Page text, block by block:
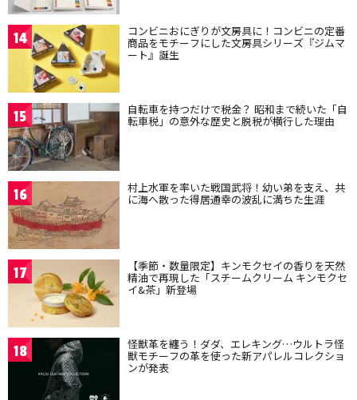
14 コンビニおにぎりが文房具に！コンビニの定番
商品をモチーフにした文房具シリーズ『ジムマ
ート』誕生
15 自転車を持つだけで税金？ 昭和まで続いた「自
転車税」の意外な歴史と脱税が横行した理由
16 村上水軍を率いた戦国武将！幼い弟を支え、共
に海へ散った得居通幸の波乱に満ちた生涯
17 【季節・数量限定】キンモクセイの香りを天然
精油で再現した「スチームクリーム キンモクセ
イ&茶」新登場
18 怪獣革を纏う！ダダ、エレキング…ウルトラ怪
獣モチーフの革を使った新アパレルコレクショ
ンが発表